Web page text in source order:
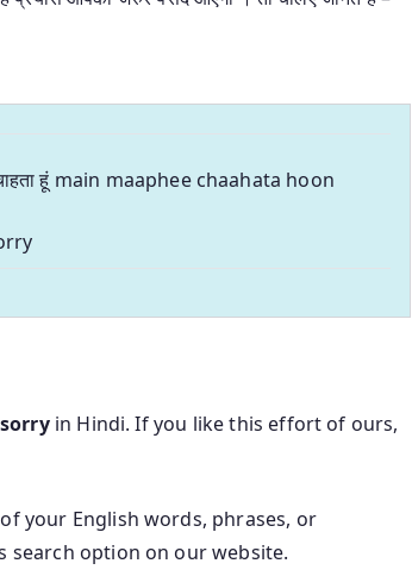
हूं main maaphee chaahata hoon
in Hindi. If you like this effort of ours,
your English words, phrases, or
search option on our website.